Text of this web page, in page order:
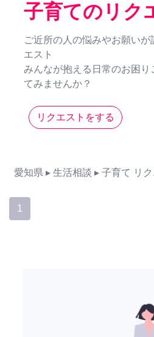
子育てのリク
ご近所の人の悩みやお願いが
エスト
みんなが抱える日常のお困り
てみませんか？
リクエストをする
愛知県 ▸ 生活相談 ▸ 子育て リ
1